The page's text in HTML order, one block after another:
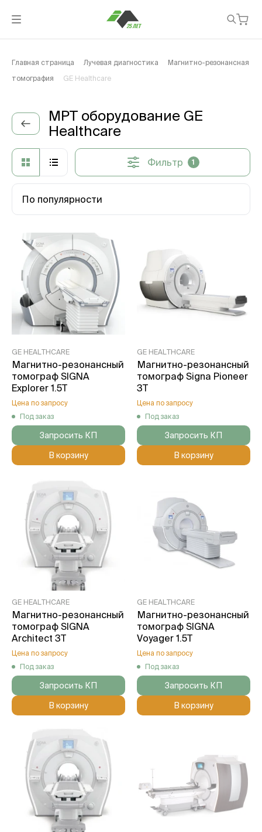
Главная страница Лучевая диагностика Магнитно-резонансная
томография GE Healthcare
МРТ оборудование GE
Healthcare
Фильтр 1
По популярности
GE HEALTHCARE
Магнитно-резонансный
томограф SIGNA
Explorer 1.5Т
Цена по запросу
Под заказ
Запросить КП
В корзину
GE HEALTHCARE
Магнитно-резонансный
томограф Signa Pioneer
3T
Цена по запросу
Под заказ
Запросить КП
В корзину
GE HEALTHCARE
Магнитно-резонансный
томограф SIGNA
Architect 3T
Цена по запросу
Под заказ
Запросить КП
В корзину
GE HEALTHCARE
Магнитно-резонансный
томограф SIGNA
Voyager 1.5T
Цена по запросу
Под заказ
Запросить КП
В корзину